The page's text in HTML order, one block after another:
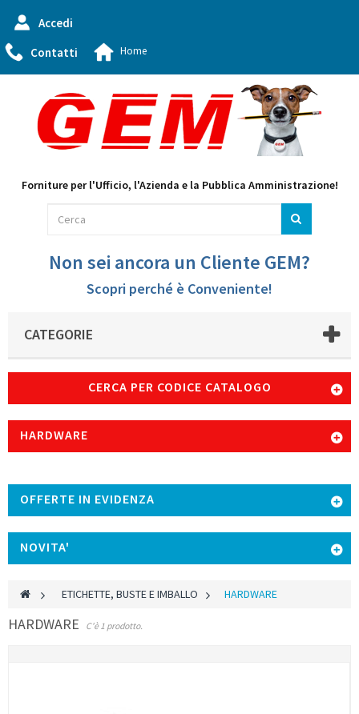
Accedi
Contatti
Home
Forniture per l'Ufficio, l'Azienda e la Pubblica Amministrazione!
Non sei ancora un Cliente GEM?
Scopri perché è Conveniente!
CATEGORIE
CERCA PER CODICE CATALOGO
HARDWARE
OFFERTE IN EVIDENZA
NOVITA'
> ETICHETTE, BUSTE E IMBALLO > HARDWARE
HARDWARE C'è 1 prodotto.